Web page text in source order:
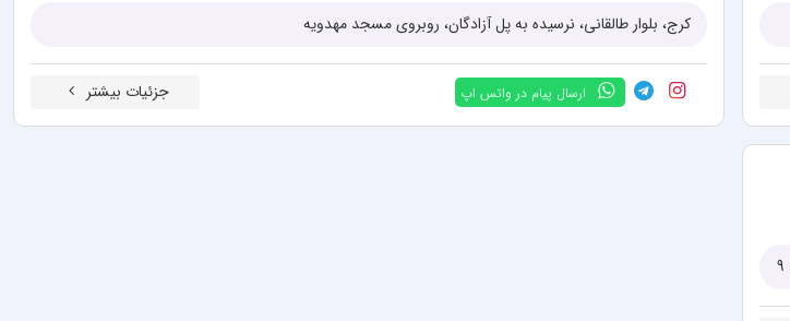
کرج، بلوار طالقانی، نرسیده به پل آزادگان، روبروی مسجد مهدویه
ارسال پیام در واتس اپ جزئیات بیشتر